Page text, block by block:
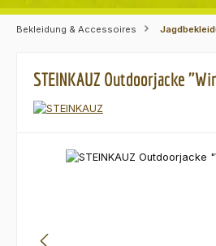
Bekleidung & Accessoires
STEINKAUZ Outdoorjacke
Bildergalerie überspringen